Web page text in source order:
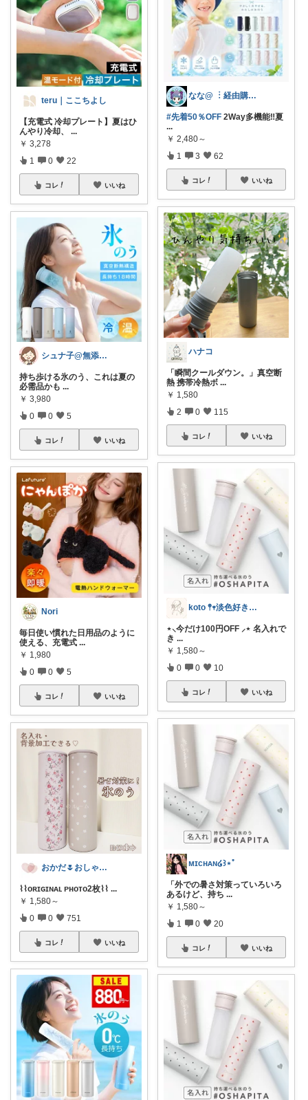
teru｜ここちよし
【充電式 冷却プレート】夏はひ
んやり冷却、
...
￥ 3,278
1 0 22
コレ いいね
シュナ子@無添加✖️エコ✖️時短生活
持ち歩ける氷のう、これは夏の
必需品かも ...
￥ 3,980
0 0 5
コレ いいね
Nori
毎日使い慣れた日用品のように
使える、充電式 ...
￥ 1,980
0 0 5
コレ いいね
おかだ🌷おしゃれを楽しむ￤ゆっくり更新
⌇⌇ᴏʀɪɢɪɴᴀʟ ᴘʜᴏᴛᴏ2枚⌇⌇ ...
￥ 1,580～
0 0 751
コレ いいね
なな@ ︙経由購入ありがとうございます✨
#先着50％OFF 2Way多機能‼️夏
...
￥ 2,480～
1 3 62
コレ いいね
ハナコ
「瞬間クールダウン。」真空断
熱 携帯冷熱ボ ...
￥ 1,580
2 0 115
コレ いいね
koto 𖤣𖥧淡色好き2児まま⸝⋆
⋆⸜今だけ100円OFF ⸝⋆ 名入れで
き ...
￥ 1,580～
0 0 10
コレ いいね
ᴍɪᴄʜᴀɴ໒꒱⋆ﾟ
「外での暑さ対策っていろいろ
あるけど、持ち ...
￥ 1,580～
1 0 20
コレ いいね